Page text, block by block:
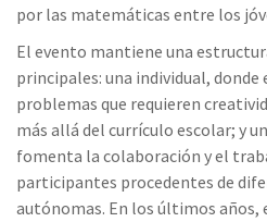
por las matemáticas entre los
El evento mantiene una
principales: una individual,
problemas que requieren
más allá del currículo escolar; y
fomenta la colaboración y el
participantes procedentes de
autónomas. En los últimos años,